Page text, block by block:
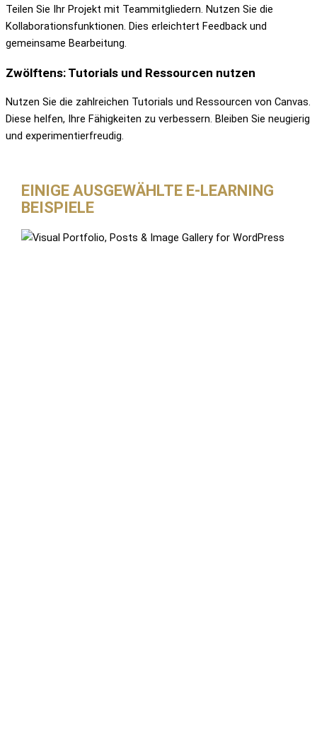
Teilen Sie Ihr Projekt mit Teammitgliedern. Nutzen Sie die
Kollaborationsfunktionen. Dies erleichtert Feedback und
gemeinsame Bearbeitung.
Zwölftens: Tutorials und Ressourcen nutzen
Nutzen Sie die zahlreichen Tutorials und Ressourcen von Canvas.
Diese helfen, Ihre Fähigkeiten zu verbessern. Bleiben Sie neugierig
und experimentierfreudig.
EINIGE AUSGEWÄHLTE E-LEARNING
BEISPIELE